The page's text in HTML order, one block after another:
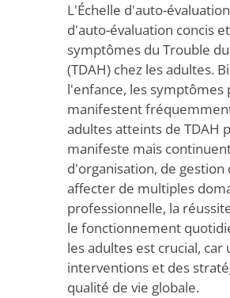
L'Échelle d'auto-
d'auto-évaluation concis
symptômes du Trouble
(TDAH) chez les adultes.
l'enfance, les symptômes
manifestent
adultes atteints de TDAH
manifeste mais
d'organisation, de
affecter de multiples
professionnelle, la
le fonctionnement
les adultes est crucial,
interventions et des
qualité de vie globale.